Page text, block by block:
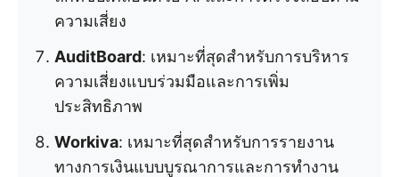
ความเสี่ยง
AuditBoard: เหมาะที่สุดสำหรับการบริหาร
ความเสี่ยงแบบร่วมมือและการเพิ่ม
ประสิทธิภาพ
Workiva: เหมาะที่สุดสำหรับการรายงาน
ทางการเงินแบบบูรณาการและการทำงาน